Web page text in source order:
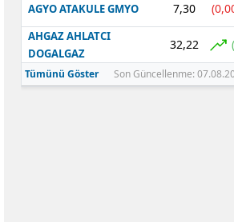
Tekirdağ
Trabzon
AGYO ATAKULE GMYO 7,30
AHGAZ AHLATCI
DOGALGAZ
32,22
Tümünü Göster Son Güncellenme: